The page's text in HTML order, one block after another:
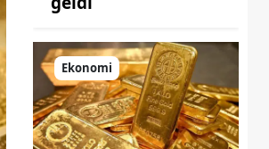
Ekonomi